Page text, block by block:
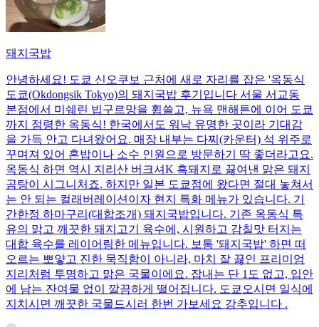
돼지국밥
안녕하세요! 도쿄 신오쿠보 근처에 새로 자리를 잡은 '옥동식
도쿄(Okdongsik Tokyo)의 돼지국밥 후기입니다 서울 서교동
본점에서 미쉐린 빕구르망을 휩쓸고, 뉴욕 맨해튼에 이어 도쿄
까지 점령한 옥동식! 한국에서도 워낙 유명한 곳이라 기대감
을 가득 안고 다녀왔어요. 매장 내부는 다찌(카운터) 석 위주로
꾸며져 있어 혼밥이나 소수 인원으로 방문하기 딱 좋더라고요.
옥동식 하면 역시 지리산 버크셔K 흑돼지로 끓여낸 맑은 돼지
곰탕이 시그니처죠. 하지만 일본 도쿄점에 왔다면 절대 놓쳐서
는 안 되는 컬래버레이션이자 현지 특화 메뉴가 있습니다. 기
간한정 하마구리(대합조개) 돼지국밥입니다. 기존 옥동식 특
유의 맑고 깨끗한 돼지고기 육수에, 시원하고 감칠맛 터지는
대합 육수를 레이어링한 메뉴입니다. 보통 '돼지국밥' 하면 떠
오르는 뽀얗고 진한 묵직함이 아니라, 마치 잘 끓인 프리미엄
지리처럼 투명하고 맑은 국물이에요. 잡내는 단 1도 없고, 입안
에 남는 잔여물 없이 깔끔하게 떨어집니다. 도쿄오시면 일식에
지치시면 깨끗한 국물드시러 한번 가보세요 강추입니다 .